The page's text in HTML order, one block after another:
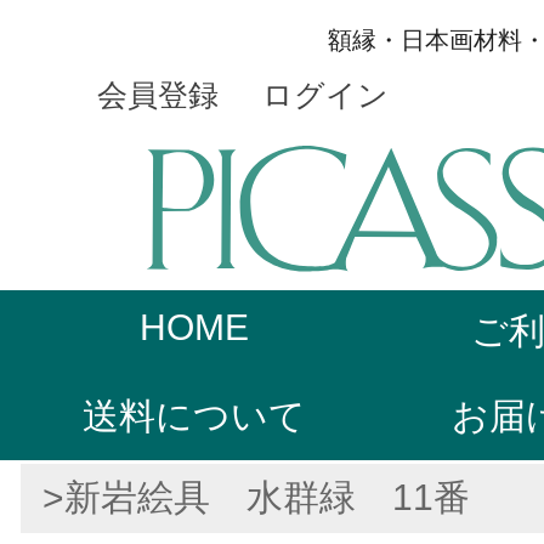
額縁・日本画材料
会員登録 ログイン
HOME ご
送料について お届
>新岩絵具 水群緑 11番